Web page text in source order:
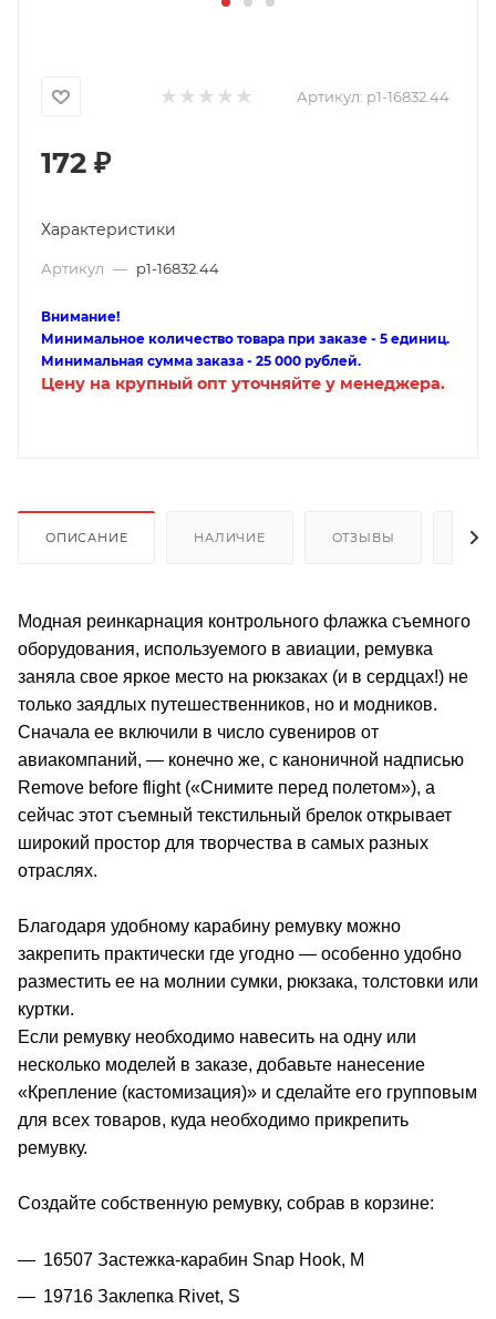
Артикул: p1-16832.44
172 ₽
Характеристики
Артикул — p1-16832.44
Внимание!
Минимальное количество товара при заказе - 5 единиц.
Минимальная сумма заказа - 25 000 рублей.
Цену на крупный опт уточняйте у менеджера.
ОПИСАНИЕ НАЛИЧИЕ ОТЗЫВЫ
Модная реинкарнация контрольного флажка съемного
оборудования, используемого в авиации, ремувка
заняла свое яркое место на рюкзаках (и в сердцах!) не
только заядлых путешественников, но и модников.
Сначала ее включили в число сувениров от
авиакомпаний, — конечно же, с каноничной надписью
Remove before flight («Снимите перед полетом»), а
сейчас этот съемный текстильный брелок открывает
широкий простор для творчества в самых разных
отраслях.
Благодаря удобному карабину ремувку можно
закрепить практически где угодно — особенно удобно
разместить ее на молнии сумки, рюкзака, толстовки или
куртки.
Если ремувку необходимо навесить на одну или
несколько моделей в заказе, добавьте нанесение
«Крепление (кастомизация)» и сделайте его групповым
для всех товаров, куда необходимо прикрепить
ремувку.
Создайте собственную ремувку, собрав в корзине:
16507 Застежка-карабин Snap Hook, M
19716 Заклепка Rivet, S